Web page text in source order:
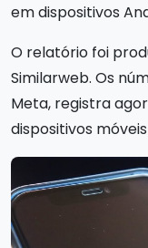
em dispositivos
O relatório foi
Similarweb. Os
Meta, registra
dispositivos